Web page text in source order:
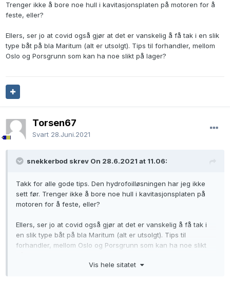
Trenger ikke å bore noe hull i kavitasjonsplaten på motoren for å
feste, eller?
Ellers, ser jo at covid også gjør at det er vanskelig å få tak i en slik
type båt på bla Maritum (alt er utsolgt). Tips til forhandler, mellom
Oslo og Porsgrunn som kan ha noe slikt på lager?
Torsen67
Svart 28.Juni.2021
snekkerbod skrev On 28.6.2021 at 11.06:
Takk for alle gode tips. Den hydrofoilløsningen har jeg ikke
sett før. Trenger ikke å bore noe hull i kavitasjonsplaten på
motoren for å feste, eller?
Ellers, ser jo at covid også gjør at det er vanskelig å få tak i
en slik type båt på bla Maritum (alt er utsolgt). Tips til
forhandler, mellom Oslo og Porsgrunn som kan ha noe slikt
Vis hele sitatet